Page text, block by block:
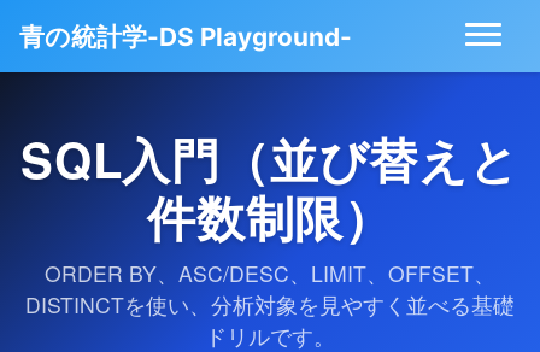
青の統計学-DS Playground-
SQL入門（並び替えと
件数制限）
ORDER BY、ASC/DESC、LIMIT、OFFSET、
DISTINCTを使い、分析対象を見やすく並べる基礎
ドリルです。